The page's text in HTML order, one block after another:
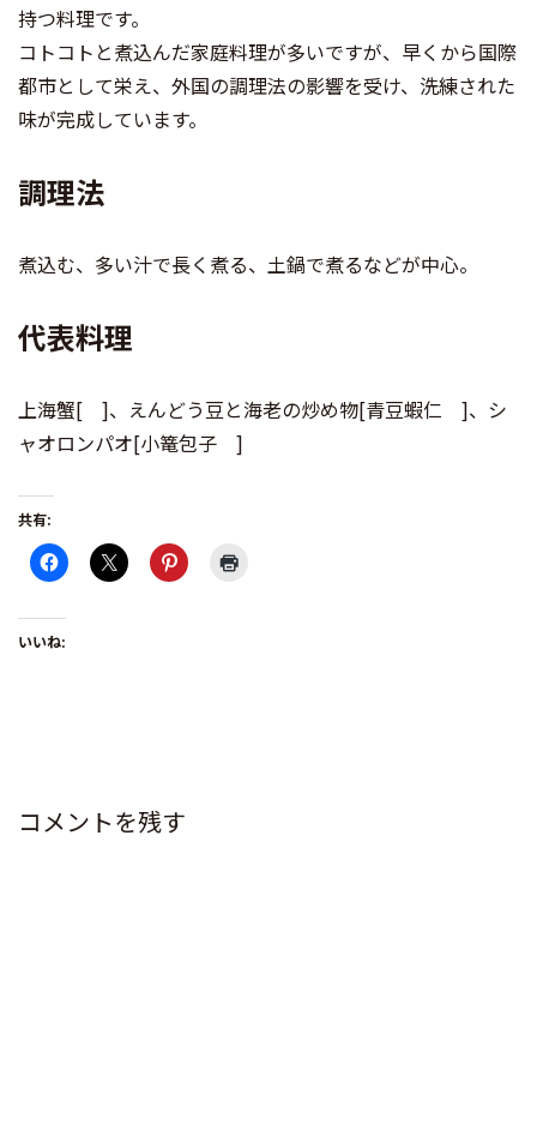
持つ料理です。
コトコトと煮込んだ家庭料理が多いですが、早くから国際
都市として栄え、外国の調理法の影響を受け、洗練された
味が完成しています。
調理法
煮込む、多い汁で長く煮る、土鍋で煮るなどが中心。
代表料理
上海蟹[ ]、えんどう豆と海老の炒め物[青豆蝦仁 ]、シ
ャオロンパオ[小篭包子 ]
共有:
いいね:
コメントを残す